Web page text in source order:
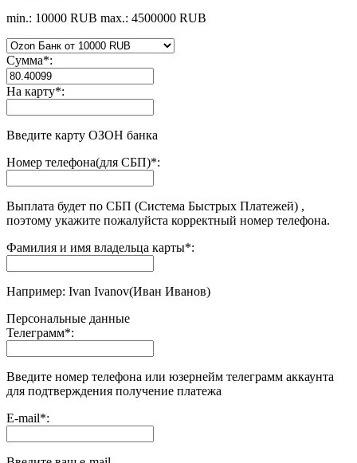
min.: 10000 RUB max.: 4500000 RUB
Сумма*:
На карту*:
Введите карту ОЗОН банка
Номер телефона(для СБП)*:
Выплата будет по СБП (Система Быстрых Платежей) ,
поэтому укажите пожалуйста корректный номер телефона.
Фамилия и имя владельца карты*:
Например: Ivan Ivanov(Иван Иванов)
Персональные данные
Телеграмм*:
Введите номер телефона или юзернейм телеграмм аккаунта
для подтверждения получение платежа
E-mail*: